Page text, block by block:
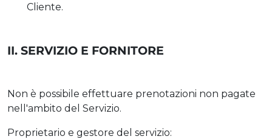
Cliente.
II. SERVIZIO E FORNITORE
Non è possibile effettuare prenotazioni non pagate
nell'ambito del Servizio.
Proprietario e gestore del servizio: